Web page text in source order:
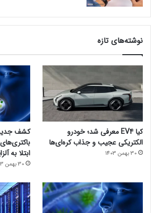
نوشته‌های تازه
کیا EV4 معرفی شد؛ خودرو
الکتریکی عجیب و جذاب کره‌ای‌ها
30 بهمن 1403
کشف
ابتلا به
30 بهمن 1403